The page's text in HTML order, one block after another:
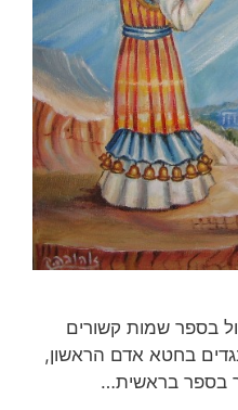
בספר שמות קשורים
בחטא אדם הראשון,
בספר בראשית…